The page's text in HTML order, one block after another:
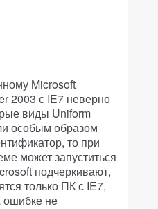
Microsoft
2003 с IE7 неверно
виды Uniform
особым образом
то при
может запуститься
подчеркивают,
только ПК с IE7,
ошибке не